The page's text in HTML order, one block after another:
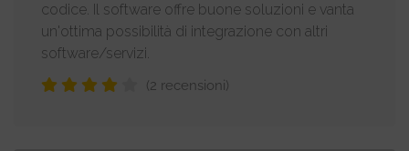
codice. Il software offre buone soluzioni e vanta
un'ottima possibilità di integrazione con altri
software/servizi.
(2 recensioni)